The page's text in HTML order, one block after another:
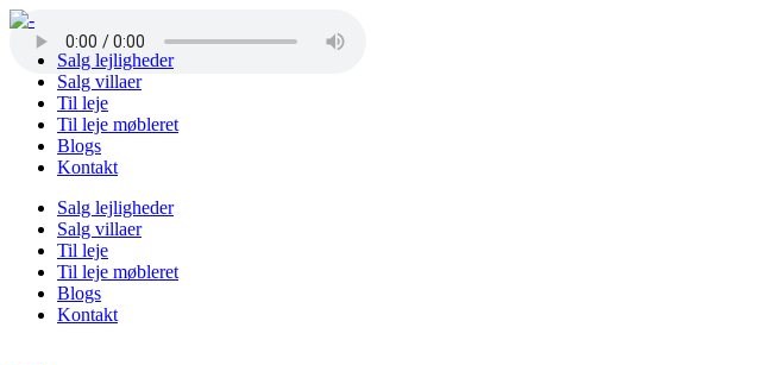
Salg lejligheder
Salg villaer
Til leje
Til leje møbleret
Blogs
Kontakt
Salg lejligheder
Salg villaer
Til leje
Til leje møbleret
Blogs
Kontakt